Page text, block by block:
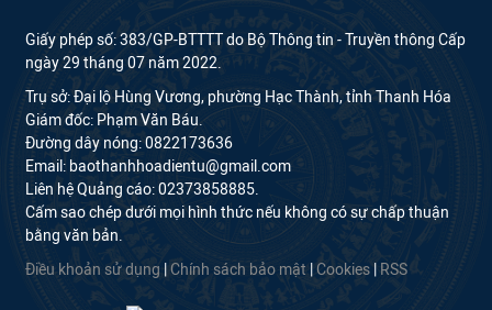
Giấy phép số: 383/GP-BTTTT do Bộ Thông tin - Truyền thông Cấp
ngày 29 tháng 07 năm 2022.
Trụ sở: Đại lộ Hùng Vương, phường Hạc Thành, tỉnh Thanh Hóa
Giám đốc: Phạm Văn Báu.
Đường dây nóng: 0822173636
Email: baothanhhoadientu@gmail.com
Liên hệ Quảng cáo: 02373858885.
Cấm sao chép dưới mọi hình thức nếu không có sự chấp thuận
bằng văn bản.
Điều khoản sử dụng Chính sách bảo mật Cookies RSS